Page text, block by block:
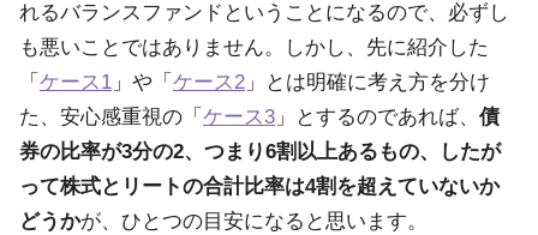
れるバランスファンドということになるので、必ずし
も悪いことではありません。しかし、先に紹介した
「 ケース1 」や「 ケース2 」とは明確に考え方を分け
た、安心感重視の「 ケース3 」とするのであれば、 債
券の比率が3分の2、つまり6割以上あるもの、したが
って株式とリートの合計比率は4割を超えていないか
どうかが、ひとつの目安になると思います。